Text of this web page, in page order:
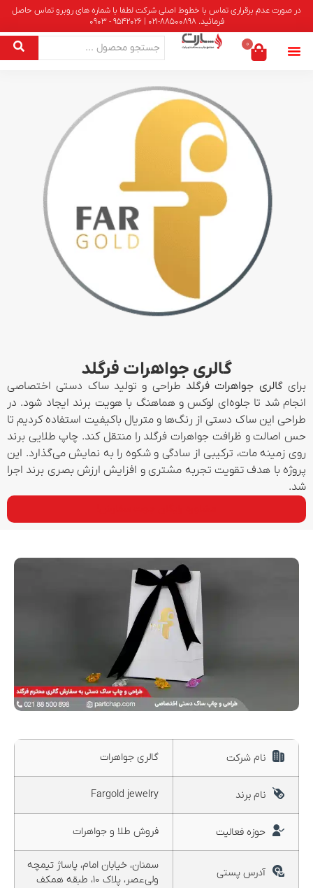
در صورت عدم برقراری تماس با خطوط اصلی شرکت لطفا با شماره های روبرو تماس حاصل
فرمائید. 88500898-021 | 9542026 - 0903
0
گالری جواهرات فرگلد
برایگالری جواهرات فرگلد طراحی و تولید ساک دستی اختصاصی
انجام شد تا جلوه‌ای لوکس و هماهنگ با هویت برند ایجاد شود. در
طراحی این ساک دستی از رنگ‌ها و متریال باکیفیت استفاده کردیم تا
حس اصالت و ظرافت جواهرات فرگلد را منتقل کند. چاپ طلایی برند
روی زمینه مات، ترکیبی از سادگی و شکوه را به نمایش می‌گذارد. این
پروژه با هدف تقویت تجربه مشتری و افزایش ارزش بصری برند اجرا
شد.
نام شرکت گالری جواهرات
نام برند Fargold jewelry
حوزه فعالیت فروش طلا و جواهرات
آدرس پستی
سمنان، خیابان امام، پاساژ تیمچه
ولی‌عصر، پلاک ۱۰، طبقه همکف